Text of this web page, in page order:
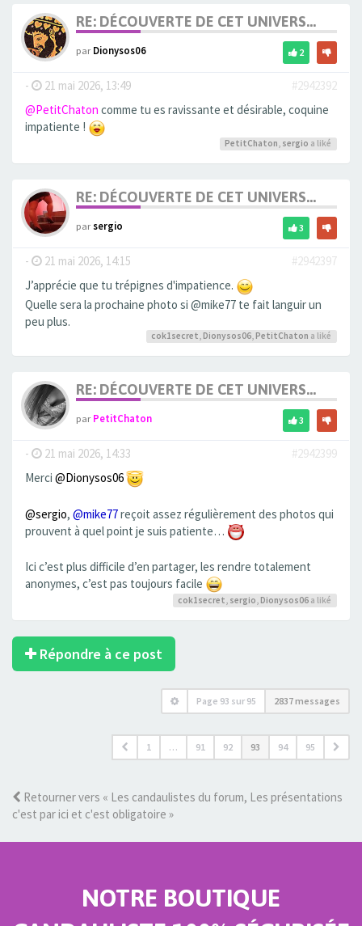
RE: DÉCOUVERTE DE CET UNIVERS...
parDionysos06 2
- 21 mai 2026, 13:49
#2942392
@PetitChaton comme tu es ravissante et désirable, coquine
impatiente !
PetitChaton, sergio a liké
RE: DÉCOUVERTE DE CET UNIVERS...
parsergio 3
- 21 mai 2026, 14:15
#2942397
J’apprécie que tu trépignes d'impatience.
Quelle sera la prochaine photo si @mike77 te fait languir un
peu plus.
cok1secret, Dionysos06, PetitChaton a liké
RE: DÉCOUVERTE DE CET UNIVERS...
parPetitChaton 3
- 21 mai 2026, 14:33
#2942399
Merci @Dionysos06
@sergio, @mike77reçoit assez régulièrement des photos qui
prouvent à quel point je suis patiente…
Ici c’est plus difficile d’en partager, les rendre totalement
anonymes, c’est pas toujours facile
cok1secret sergio Dionysos06 a liké
Répondre à ce post
Page 93 sur 95 2837 messages
1 … 91 92 93 94 95
Retourner vers « Les candaulistes du forum, Les présentations
c'est par ici et c'est obligatoire »
NOTRE BOUTIQUE